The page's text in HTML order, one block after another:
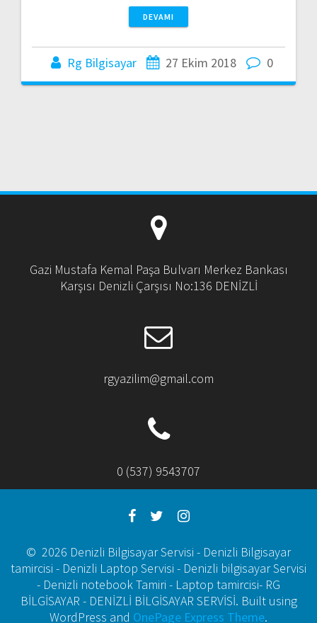
DEVAMI
Rg Bilgisayar 27 Ekim 2018 0
Gazi Mustafa Kemal Paşa Bulvarı Merkez Bankası
Karşısı Denizli Çarşısı No:136 DENİZLİ
rgyazilim@gmail.com
0 (537) 9543707
© 2026 Denizli Bilgisayar Servisi - Denizli Bilgisayar
tamircisi - Denizli Laptop Servisi - Denizli bilgisayar Servisi
- Denizli notebook Tamiri - Laptop tamircisi- RG
BİLGİSAYAR - DENİZLİ BİLGİSAYAR SERVİSİ. Built using
WordPress and OnePage Express Theme.